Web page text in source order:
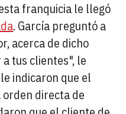
franquicia le llegó
. García preguntó a
acerca de dicho
tus clientes", le
indicaron que el
orden directa de